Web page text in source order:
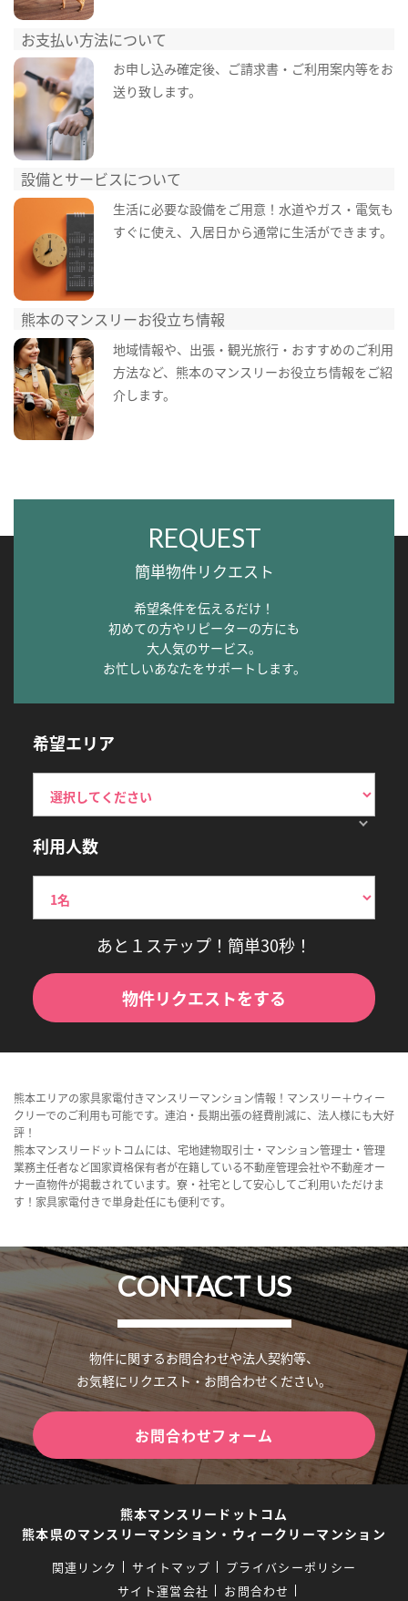
お支払い方法について
お申し込み確定後、ご請求書・ご利用案内等をお
送り致します。
設備とサービスについて
生活に必要な設備をご用意！水道やガス・電気も
すぐに使え、入居日から通常に生活ができます。
熊本のマンスリーお役立ち情報
地域情報や、出張・観光旅行・おすすめのご利用
方法など、熊本のマンスリーお役立ち情報をご紹
介します。
REQUEST
簡単物件リクエスト
希望条件を伝えるだけ！
初めての方やリピーターの方にも
大人気のサービス。
お忙しいあなたをサポートします。
希望エリア
利用人数
あと１ステップ！簡単30秒！
物件リクエストをする
熊本エリアの家具家電付きマンスリーマンション情報！マンスリー＋ウィー
クリーでのご利用も可能です。連泊・長期出張の経費削減に、法人様にも大好
評！
熊本マンスリードットコムには、宅地建物取引士・マンション管理士・管理
業務主任者など国家資格保有者が在籍している不動産管理会社や不動産オー
ナー直物件が掲載されています。寮・社宅として安心してご利用いただけま
す！家具家電付きで単身赴任にも便利です。
CONTACT US
物件に関するお問合わせや法人契約等、
お気軽にリクエスト・お問合わせください。
お問合わせフォーム
熊本マンスリードットコム
熊本県のマンスリーマンション・ウィークリーマンション
関連リンク サイトマップ
プライバシーポリシー
サイト運営会社
お問合わせ